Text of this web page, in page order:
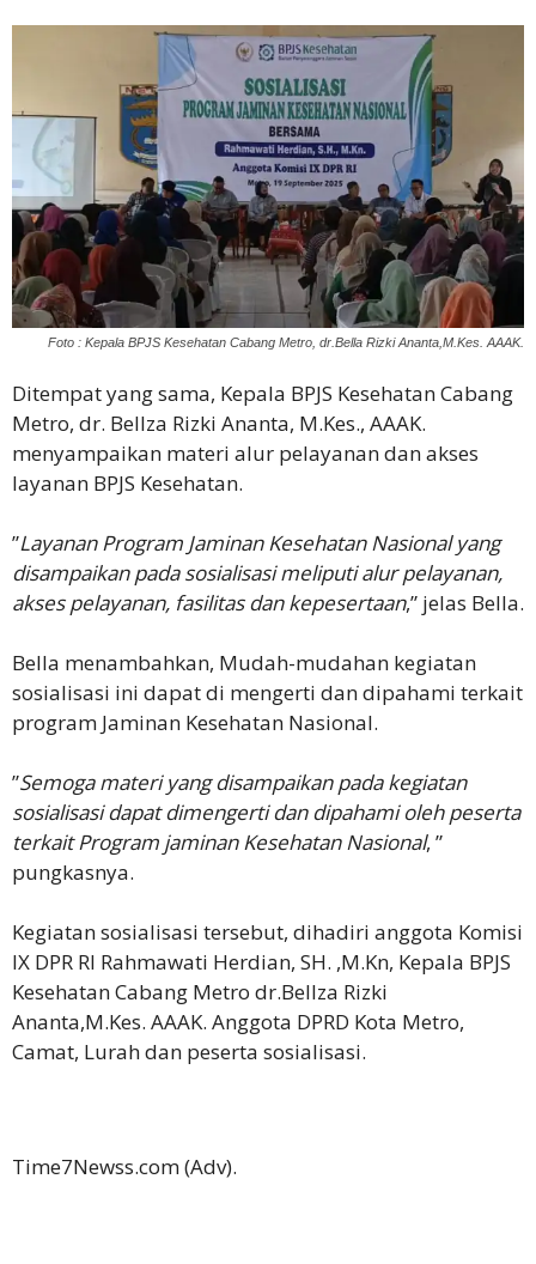
Foto : Kepala BPJS Kesehatan Cabang Metro, dr.Bella Rizki Ananta,M.Kes. AAAK.
Ditempat yang sama, Kepala BPJS Kesehatan Cabang
Metro, dr. Bellza Rizki Ananta, M.Kes., AAAK.
menyampaikan materi alur pelayanan dan akses
layanan BPJS Kesehatan.
‎”Layanan Program Jaminan Kesehatan Nasional yang
disampaikan pada sosialisasi meliputi alur pelayanan,
akses pelayanan, fasilitas dan kepesertaan,” jelas Bella.
‎Bella menambahkan, Mudah-mudahan kegiatan
sosialisasi ini dapat di mengerti dan dipahami terkait
program Jaminan Kesehatan Nasional.
‎”Semoga materi yang disampaikan pada kegiatan
sosialisasi dapat dimengerti dan dipahami oleh peserta
terkait Program jaminan Kesehatan Nasional, ”
pungkasnya.
‎Kegiatan sosialisasi tersebut, dihadiri anggota Komisi
IX DPR RI Rahmawati Herdian, SH. ,M.Kn, Kepala BPJS
Kesehatan Cabang Metro dr.Bellza Rizki
Ananta,M.Kes. AAAK. Anggota DPRD Kota Metro,
Camat, Lurah dan peserta sosialisasi.
‎Time7Newss.com (Adv).